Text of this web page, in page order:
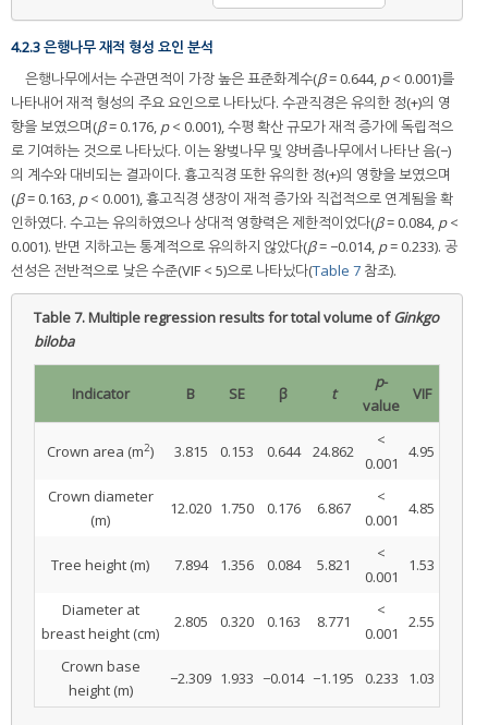
4.2.3 은행나무 재적 형성 요인 분석
은행나무에서는 수관면적이 가장 높은 표준화계수(β= 0.644, p< 0.001)를
나타내어 재적 형성의 주요 요인으로 나타났다. 수관직경은 유의한 정(+)의 영
향을 보였으며(β= 0.176, p< 0.001), 수평 확산 규모가 재적 증가에 독립적으
로 기여하는 것으로 나타났다. 이는 왕벚나무 및 양버즘나무에서 나타난 음(−)
의 계수와 대비되는 결과이다. 흉고직경 또한 유의한 정(+)의 영향을 보였으며
(β= 0.163, p< 0.001), 흉고직경 생장이 재적 증가와 직접적으로 연계됨을 확
인하였다. 수고는 유의하였으나 상대적 영향력은 제한적이었다(β= 0.084, p<
0.001). 반면 지하고는 통계적으로 유의하지 않았다(β= −0.014, p= 0.233). 공
선성은 전반적으로 낮은 수준(VIF < 5)으로 나타났다(Table 7 참조).
Table 7.Multiple regression results for total volume ofGinkgo
biloba
Indicator B SE β t
p-
value
VIF
Crown area (m2) 3.815 0.153 0.644 24.862
<
0.001
4.95
Crown diameter
(m)
12.020 1.750 0.176 6.867
<
0.001
4.85
Tree height (m) 7.894 1.356 0.084 5.821
<
0.001
1.53
Diameter at
breast height (cm)
2.805 0.320 0.163 8.771
<
0.001
2.55
Crown base
height (m)
−2.309 1.933 −0.014 −1.195 0.233 1.03